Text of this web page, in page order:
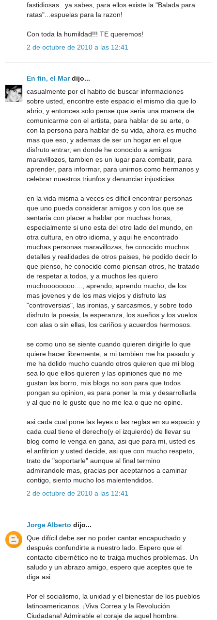
fastidiosas...ya sabes, para ellos existe la "Balada para
ratas"...espuelas para la razon!
Con toda la humildad!!! TE queremos!
2 de octubre de 2010 a las 12:41
En fin, el Mardijo...
casualmente por el habito de buscar informaciones
sobre usted, encontre este espacio el mismo dia que lo
abrio, y entonces solo pense que seria una manera de
comunicarme con el artista, para hablar de su arte, o
con la persona para hablar de su vida, ahora es mucho
mas que eso, y ademas de ser un hogar en el que
disfruto entrar, en donde he conocido a amigos
maravillozos, tambien es un lugar para combatir, para
aprender, para informar, para unirnos como hermanos y
celebrar nuestros triunfos y denunciar injusticias.
en la vida misma a veces es dificil encontrar personas
que uno pueda considerar amigos y con los que se
sentaria con placer a hablar por muchas horas,
especialmente si uno esta del otro lado del mundo, en
otra cultura, en otro idioma, y aqui he encontrado
muchas personas maravillozas, he conocido muchos
detalles y realidades de otros paises, he podido decir lo
que pienso, he conocido como piensan otros, he tratado
de respetar a todos, y a muchos les quiero
muchoooooooo...., aprendo, aprendo mucho, de los
mas jovenes y de los mas viejos y disfruto las
"controversias", las ironias, y sarcasmos, y sobre todo
disfruto la poesia, la esperanza, los sueños y los vuelos
con alas o sin ellas, los cariños y acuerdos hermosos.
se como uno se siente cuando quieren dirigirle lo que
quiere hacer libremente, a mi tambien me ha pasado y
me ha dolido mucho cuando otros quieren que mi blog
sea lo que ellos quieren y las opiniones que no me
gustan las borro, mis blogs no son para que todos
pongan su opinion, es para poner la mia y desarrollarla
y al que no le guste que no me lea o que no opine.
asi cada cual pone las leyes o las reglas en su espacio y
cada cual tiene el derecho(y el izquierdo) de llevar su
blog como le venga en gana, asi que para mi, usted es
el anfitrion y usted decide, asi que con mucho respeto,
trato de "soportarle" aunque al final termino
admirandole mas, gracias por aceptarnos a caminar
contigo, siento mucho los malentendidos.
2 de octubre de 2010 a las 12:41
Jorge Alberto dijo...
Que difícil debe ser no poder cantar encapuchado y
después confundirte a nuestro lado. Espero que el
contacto cibernético no te traiga muchos problemas. Un
saludo y un abrazo amigo, espero que aceptes que te
diga asi.
Por el socialismo, la unidad y el bienestar de los pueblos
latinoamericanos. ¡Viva Correa y la Revolución
Ciudadana! Admirable el coraje de aquel hombre.